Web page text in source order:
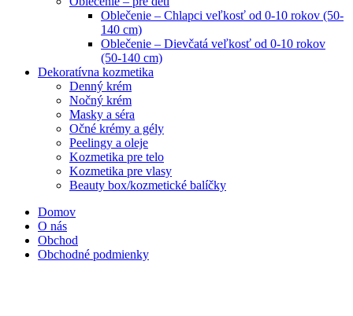
Oblečenie – Chlapci veľkosť od 0-10 rokov (50-
140 cm)
Oblečenie – Dievčatá veľkosť od 0-10 rokov
(50-140 cm)
Dekoratívna kozmetika
Denný krém
Nočný krém
Masky a séra
Očné krémy a gély
Peelingy a oleje
Kozmetika pre telo
Kozmetika pre vlasy
Beauty box/kozmetické balíčky
Domov
O nás
Obchod
Obchodné podmienky